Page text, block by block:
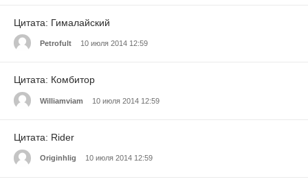
Цитата: Гималайский
Petrofult 10 июля 2014 12:59
Цитата: Комбитор
Williamviam 10 июля 2014 12:59
Цитата: Rider
Originhlig 10 июля 2014 12:59